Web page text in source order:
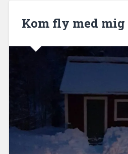
Kom fly med mig